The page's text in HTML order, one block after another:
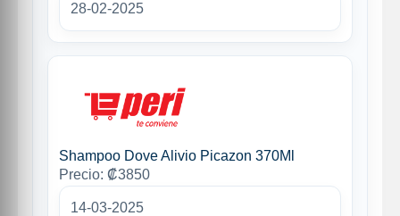
28-02-2025
Shampoo Dove Alivio Picazon 370Ml
Precio: ₡3850
14-03-2025